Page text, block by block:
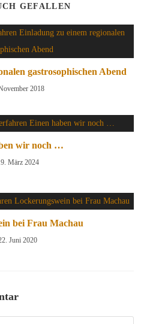
GEFALLEN
gastrosophischen Abend
2018
wir noch …
März 2024
bei Frau Machau
Juni 2020